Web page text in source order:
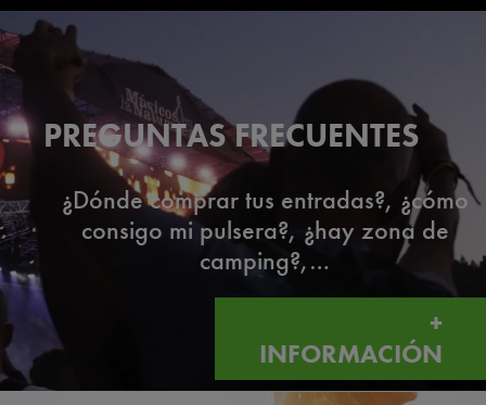
PREGUNTAS FRECUENTES
¿Dónde comprar tus entradas?, ¿cómo
consigo mi pulsera?, ¿hay zona de
camping?,…
+
INFORMACIÓN